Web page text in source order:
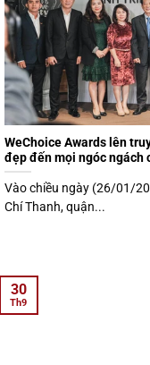
WeChoice Awards lên
đẹp đến mọi ngóc ngách
Vào chiều ngày (26/01/
Chí Thanh, quận...
30
Th9